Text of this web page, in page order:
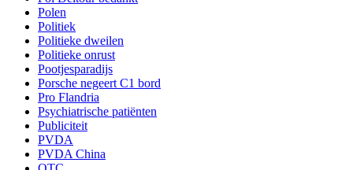
Polen
Politiek
Politieke dweilen
Politieke onrust
Pootjesparadijs
Porsche negeert C1 bord
Pro Flandria
Psychiatrische patiënten
Publiciteit
PVDA
PVDA China